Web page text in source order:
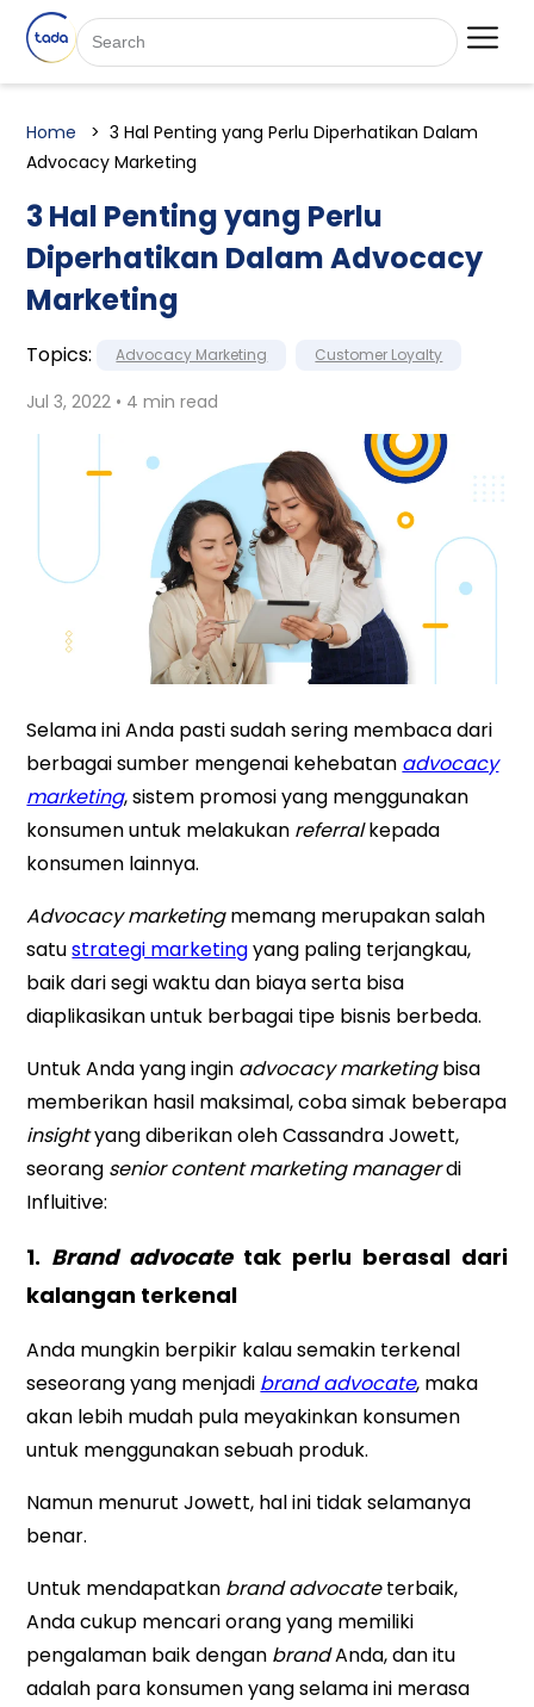
Home
3 Hal Penting yang Perlu Diperhatikan Dalam
Advocacy Marketing
3 Hal Penting yang Perlu
Diperhatikan Dalam Advocacy
Marketing
Topics: Advocacy Marketing Customer Loyalty
Jul 3, 2022 • 4 min read
Selama ini Anda pasti sudah sering membaca dari
berbagai sumber mengenai kehebatan advocacy
marketing, sistem promosi yang menggunakan
konsumen untuk melakukan referralkepada
konsumen lainnya.
Advocacy marketingmemang merupakan salah
satustrategi marketingyang paling terjangkau,
baik dari segi waktu dan biaya serta bisa
diaplikasikan untuk berbagai tipe bisnis berbeda.
Untuk Anda yang ingin advocacy marketingbisa
memberikan hasil maksimal, coba simak beberapa
insightyang diberikan oleh Cassandra Jowett,
seorang senior content marketing managerdi
Influitive:
1. Brand advocatetak perlu berasal dari
kalangan terkenal
Anda mungkin berpikir kalau semakin terkenal
seseorang yang menjadi brand advocate, maka
akan lebih mudah pula meyakinkan konsumen
untuk menggunakan sebuah produk.
Namun menurut Jowett, hal ini tidak selamanya
benar.
Untuk mendapatkan brand advocateterbaik,
Anda cukup mencari orang yang memiliki
pengalaman baik dengan brandAnda, dan itu
adalah para konsumen yang selama ini merasa